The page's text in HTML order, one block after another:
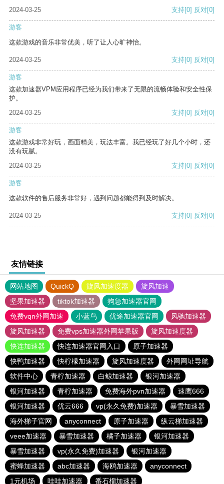
2024-03-25
支持[0] 反对[0]
游客
这款游戏的音乐非常优美，听了让人心旷神怡。
2024-03-25 支持[0] 反对[0]
游客
这款加速器VPM应用程序已经为我们带来了无限的流畅体验和安全性保
护。
2024-03-25
支持[0] 反对[0]
游客
这款游戏非常好玩，画面精美，玩法丰富。我已经玩了好几个小时，还
没有玩腻。
2024-03-25
支持[0] 反对[0]
游客
这款软件的售后服务非常好，遇到问题都能得到及时解决。
2024-03-25 支持[0] 反对[0]
友情链接
网站地图 QuickQ 旋风加速度器
旋风加速
坚果加速器
tiktok加速器
狗急加速器官网
免费vqn外网加速
小蓝鸟 优途加速器官网
风驰加速器
旋风加速器
免费vps加速器外网苹果版
旋风加速度器
快连加速器
快连加速器官网入口
原子加速器
快鸭加速器
快柠檬加速器 旋风加速度器
外网网址导航
软件中心
青柠加速器 白鲸加速器
银河加速器
银河加速器
青柠加速器 免费海外pvn加速器
速鹰666
银河加速器
优云666 vp(永久免费)加速器
暴雪加速器
海外梯子官网
anyconnect 原子加速器
纵云梯加速器
veee加速器
暴雪加速器 橘子加速器
银河加速器
暴雪加速器
vp(永久免费)加速器
银河加速器
蜜蜂加速器
abc加速器 海鸥加速器
anyconnect
1元机场
哇哇加速器 番石榴加速器